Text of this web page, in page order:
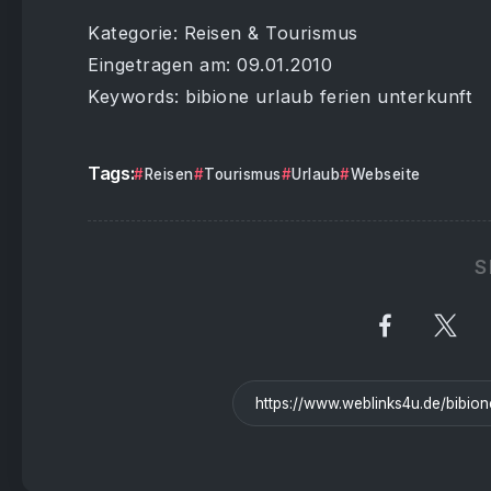
Kategorie: Reisen & Tourismus
Eingetragen am: 09.01.2010
Keywords: bibione urlaub ferien unterkunft
Tags: Reisen Tourismus Urlaub Webseite